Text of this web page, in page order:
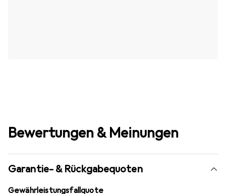
Bewertungen & Meinungen
Garantie- & Rückgabequoten
Gewährleistungsfallquote